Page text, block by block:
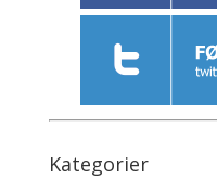
Kategorier